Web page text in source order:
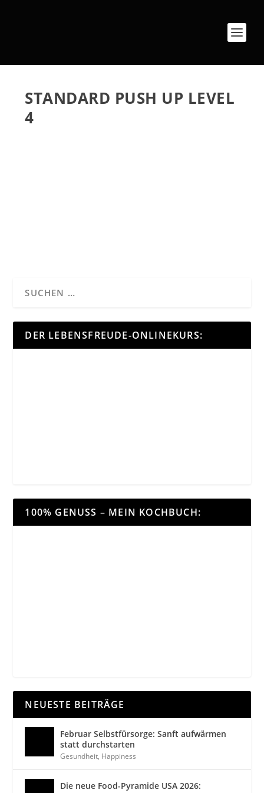
STANDARD PUSH UP LEVEL
4
DER LEBENSFREUDE-ONLINEKURS:
100% GENUSS – MEIN KOCHBUCH:
NEUESTE BEITRÄGE
Februar Selbstfürsorge: Sanft aufwärmen
statt durchstarten
Gesundheit, Happiness
Die neue Food-Pyramide USA 2026: